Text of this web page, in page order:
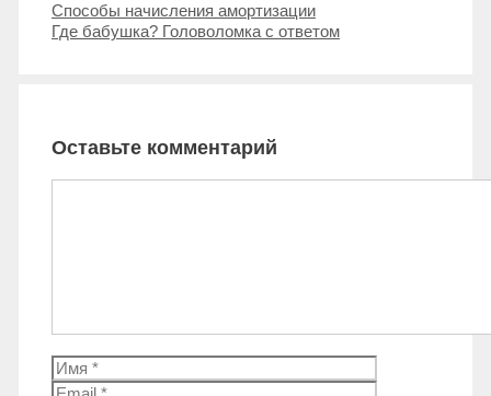
Навигация
записи
Способы начисления амортизации
Где бабушка? Головоломка с ответом
Оставьте комментарий
Имя